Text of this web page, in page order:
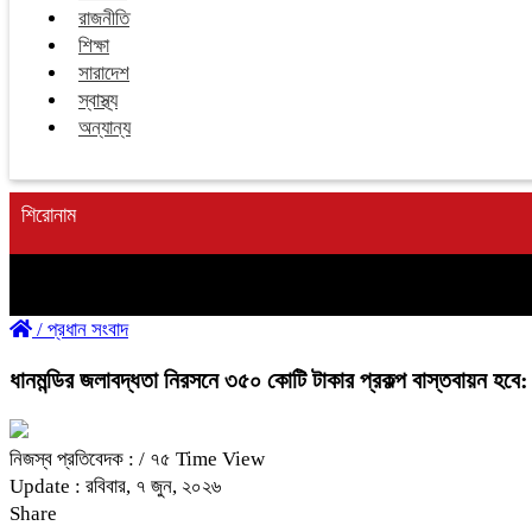
রাজনীতি
শিক্ষা
সারাদেশ
স্বাস্থ্য
অন্যান্য
শিরোনাম
/ প্রধান সংবাদ
ধানমন্ডির জলাবদ্ধতা নিরসনে ৩৫০ কোটি টাকার প্রকল্প বাস্তবায়ন হবে:
নিজস্ব প্রতিবেদক : / ৭৫ Time View
Update : রবিবার, ৭ জুন, ২০২৬
Share